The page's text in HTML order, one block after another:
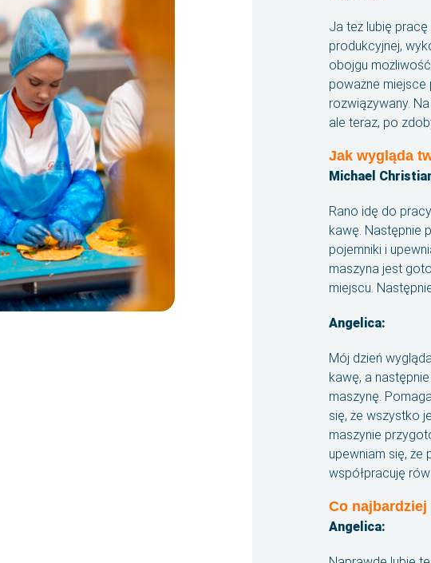
Ja też lubię
produkcyjnej,
obojgu
poważne miejsce
rozwiązywany.
ale teraz, po
Jak wygląda
Michael
Rano idę do
kawę. Następnie
pojemniki i
maszyna jest
miejscu.
Angelica:
Mój dzień
kawę, a
maszynę.
się, że wszystko
maszynie
upewniam się, że
współpracuję
Co
Angelica: